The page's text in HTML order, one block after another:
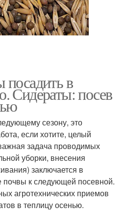
посадить в
Сидераты: посев
сезону, это
если хотите, целый
задача проводимых
уборки, внесения
заключается в
почвы к следующей посевной.
агротехнических приемов
в теплицу осенью.